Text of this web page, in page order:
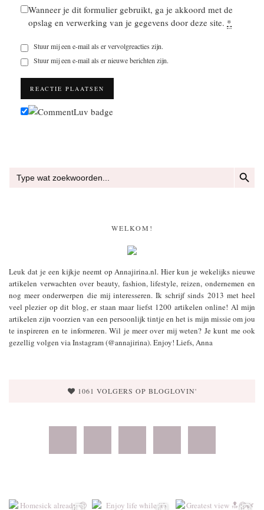
Wanneer je dit formulier gebruikt, ga je akkoord met de
opslag en verwerking van je gegevens door deze site. *
Stuur mij een e-mail als er vervolgreacties zijn.
Stuur mij een e-mail als er nieuwe berichten zijn.
naar:
WELKOM!
Leuk dat je een kijkje neemt op Annajirina.nl. Hier kun je wekelijks nieuwe
artikelen verwachten over beauty, fashion, lifestyle, reizen, ondernemen en
nog meer onderwerpen die mij interesseren. Ik schrijf sinds 2013 met heel
veel plezier op dit blog, er staan maar liefst 1200 artikelen online! Al mijn
artikelen zijn voorzien van een persoonlijk tintje en het is mijn missie om jou
te inspireren en te informeren. Wil je meer over mij weten? Je kunt me ook
gezellig volgen via Instagram (@annajirina). Enjoy! Liefs, Anna
1061 VOLGERS OP BLOGLOVIN'